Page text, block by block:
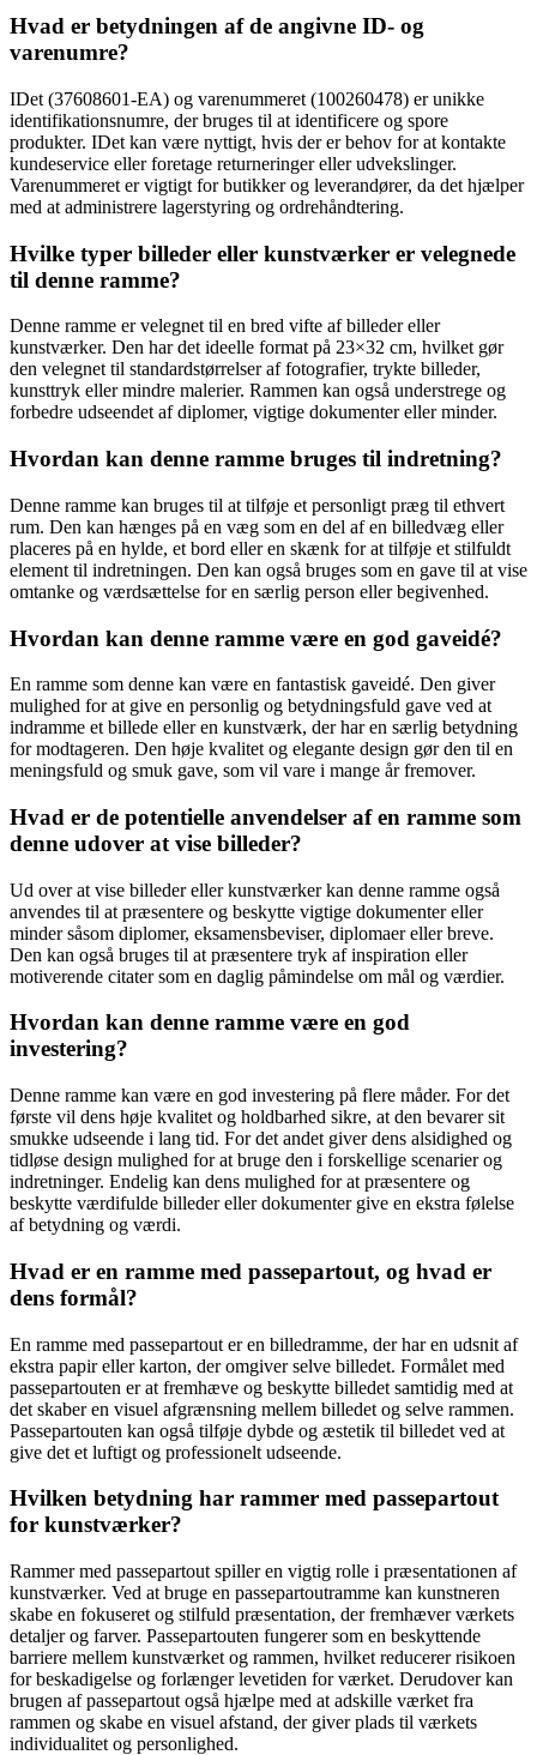
Hvad er betydningen af de angivne ID- og
varenumre?
IDet (37608601-EA) og varenummeret (100260478) er unikke
identifikationsnumre, der bruges til at identificere og spore
produkter. IDet kan være nyttigt, hvis der er behov for at kontakte
kundeservice eller foretage returneringer eller udvekslinger.
Varenummeret er vigtigt for butikker og leverandører, da det hjælper
med at administrere lagerstyring og ordrehåndtering.
Hvilke typer billeder eller kunstværker er velegnede
til denne ramme?
Denne ramme er velegnet til en bred vifte af billeder eller
kunstværker. Den har det ideelle format på 23×32 cm, hvilket gør
den velegnet til standardstørrelser af fotografier, trykte billeder,
kunsttryk eller mindre malerier. Rammen kan også understrege og
forbedre udseendet af diplomer, vigtige dokumenter eller minder.
Hvordan kan denne ramme bruges til indretning?
Denne ramme kan bruges til at tilføje et personligt præg til ethvert
rum. Den kan hænges på en væg som en del af en billedvæg eller
placeres på en hylde, et bord eller en skænk for at tilføje et stilfuldt
element til indretningen. Den kan også bruges som en gave til at vise
omtanke og værdsættelse for en særlig person eller begivenhed.
Hvordan kan denne ramme være en god gaveidé?
En ramme som denne kan være en fantastisk gaveidé. Den giver
mulighed for at give en personlig og betydningsfuld gave ved at
indramme et billede eller en kunstværk, der har en særlig betydning
for modtageren. Den høje kvalitet og elegante design gør den til en
meningsfuld og smuk gave, som vil vare i mange år fremover.
Hvad er de potentielle anvendelser af en ramme som
denne udover at vise billeder?
Ud over at vise billeder eller kunstværker kan denne ramme også
anvendes til at præsentere og beskytte vigtige dokumenter eller
minder såsom diplomer, eksamensbeviser, diplomaer eller breve.
Den kan også bruges til at præsentere tryk af inspiration eller
motiverende citater som en daglig påmindelse om mål og værdier.
Hvordan kan denne ramme være en god
investering?
Denne ramme kan være en god investering på flere måder. For det
første vil dens høje kvalitet og holdbarhed sikre, at den bevarer sit
smukke udseende i lang tid. For det andet giver dens alsidighed og
tidløse design mulighed for at bruge den i forskellige scenarier og
indretninger. Endelig kan dens mulighed for at præsentere og
beskytte værdifulde billeder eller dokumenter give en ekstra følelse
af betydning og værdi.
Hvad er en ramme med passepartout, og hvad er
dens formål?
En ramme med passepartout er en billedramme, der har en udsnit af
ekstra papir eller karton, der omgiver selve billedet. Formålet med
passepartouten er at fremhæve og beskytte billedet samtidig med at
det skaber en visuel afgrænsning mellem billedet og selve rammen.
Passepartouten kan også tilføje dybde og æstetik til billedet ved at
give det et luftigt og professionelt udseende.
Hvilken betydning har rammer med passepartout
for kunstværker?
Rammer med passepartout spiller en vigtig rolle i præsentationen af
kunstværker. Ved at bruge en passepartoutramme kan kunstneren
skabe en fokuseret og stilfuld præsentation, der fremhæver værkets
detaljer og farver. Passepartouten fungerer som en beskyttende
barriere mellem kunstværket og rammen, hvilket reducerer risikoen
for beskadigelse og forlænger levetiden for værket. Derudover kan
brugen af passepartout også hjælpe med at adskille værket fra
rammen og skabe en visuel afstand, der giver plads til værkets
individualitet og personlighed.